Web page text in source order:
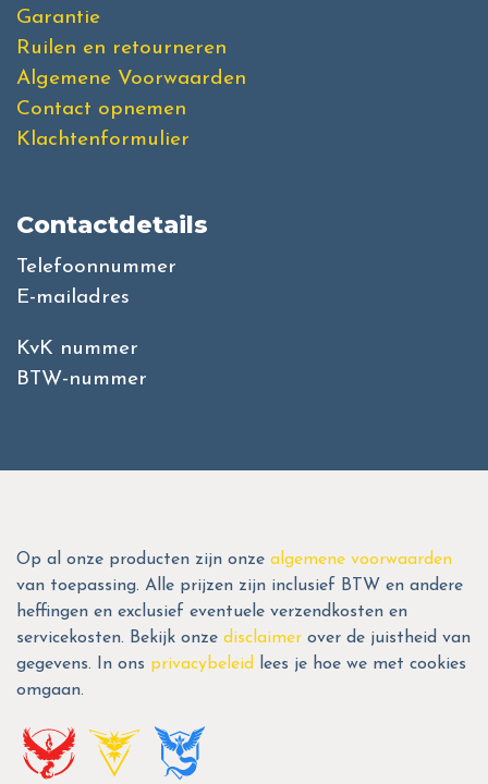
Garantie
Ruilen en retourneren
Algemene Voorwaarden
Contact opnemen
Klachtenformulier
Contactdetails
Telefoonnummer
E-mailadres
KvK nummer
BTW-nummer
Op al onze producten zijn onze algemene voorwaarden
van toepassing. Alle prijzen zijn inclusief BTW en andere
heffingen en exclusief eventuele verzendkosten en
servicekosten. Bekijk onze disclaimer over de juistheid van
gegevens. In ons privacybeleid
lees je hoe we met cookies
omgaan.